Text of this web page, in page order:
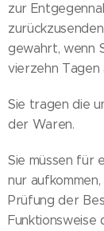
zur
gewahrt, wenn
vierzehn Tagen
Sie tragen die
der Waren.
Sie müssen für
nur
Prüfung der
Funktionsweise